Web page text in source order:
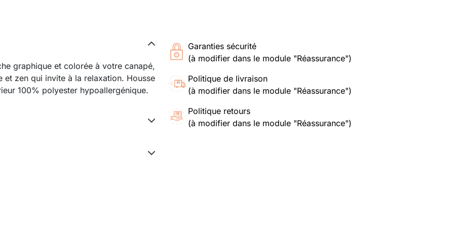
Garanties sécurité
(à modifier dans le module "Réassurance")
Politique de livraison
(à modifier dans le module "Réassurance")
Politique retours
(à modifier dans le module "Réassurance")
graphique et colorée à votre canapé,
zen qui invite à la relaxation. Housse
100% polyester hypoallergénique.